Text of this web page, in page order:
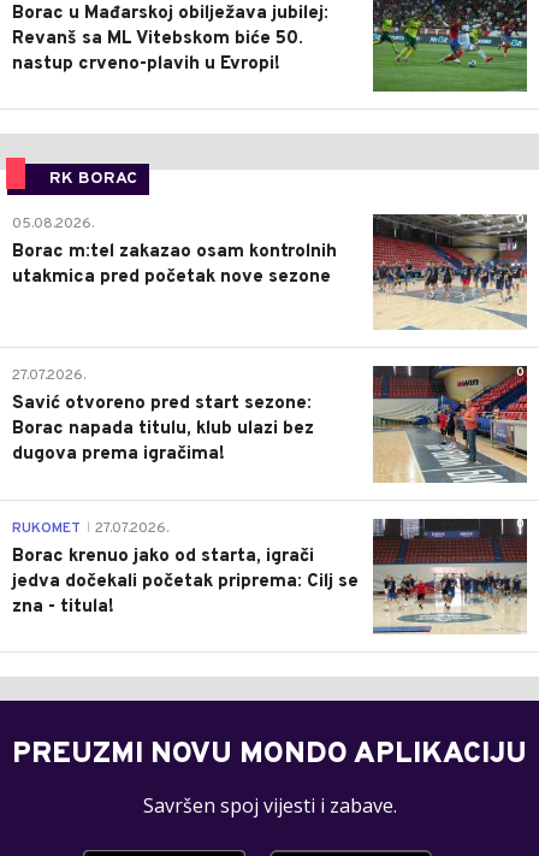
Borac u Mađarskoj obilježava jubilej:
Revanš sa ML Vitebskom biće 50.
nastup crveno-plavih u Evropi!
RK BORAC
0
05.08.2026.
Borac m:tel zakazao osam kontrolnih
utakmica pred početak nove sezone
0
27.07.2026.
Savić otvoreno pred start sezone:
Borac napada titulu, klub ulazi bez
dugova prema igračima!
0
RUKOMET 27.07.2026.
Borac krenuo jako od starta, igrači
jedva dočekali početak priprema: Cilj se
zna - titula!
PREUZMI NOVU MONDO APLIKACIJU
Savršen spoj vijesti i zabave.